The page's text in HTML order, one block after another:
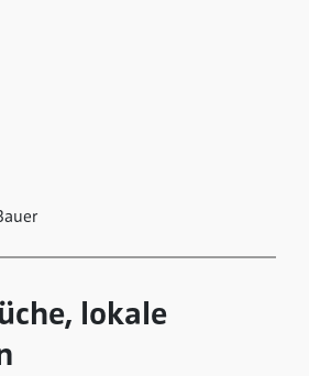
lokale